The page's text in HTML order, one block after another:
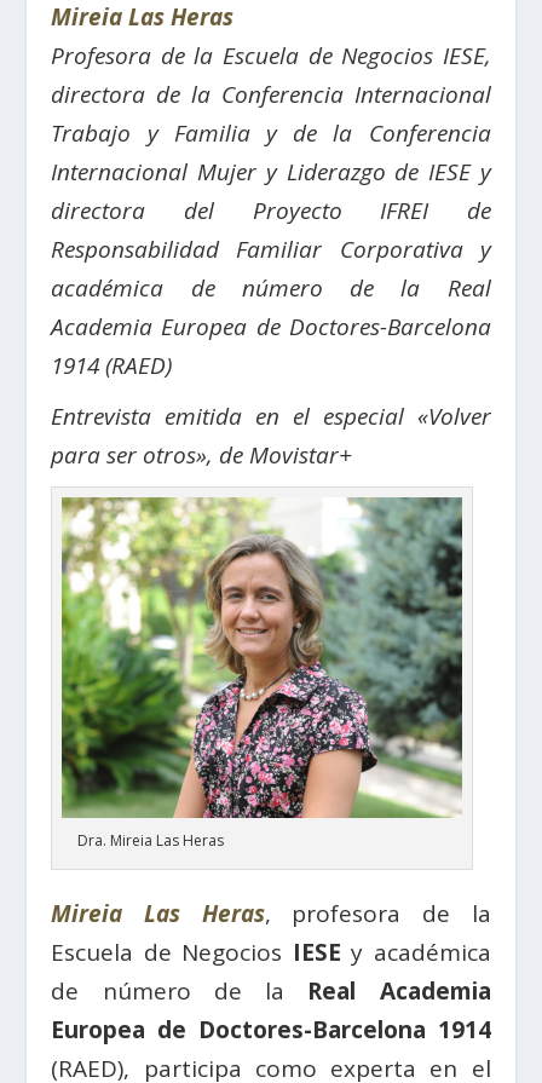
Mireia Las Heras
Profesora de la Escuela de Negocios IESE,
directora de la Conferencia Internacional
Trabajo y Familia y de la Conferencia
Internacional Mujer y Liderazgo de IESE y
directora del Proyecto IFREI de
Responsabilidad Familiar Corporativa y
académica de número de la Real
Academia Europea de Doctores-Barcelona
1914 (RAED)
Entrevista emitida en el especial «Volver
para ser otros», de Movistar+
Dra. Mireia Las Heras
Mireia Las Heras, profesora de la
Escuela de Negocios IESE y académica
de número de la Real Academia
Europea de Doctores-Barcelona 1914
(RAED), participa como experta en el